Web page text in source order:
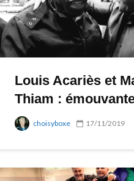
Louis Acariès et
Thiam :
choisyboxe 17/11/2019